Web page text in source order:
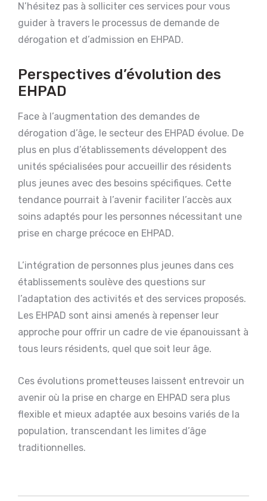
N’hésitez pas à solliciter ces services pour vous
guider à travers le processus de demande de
dérogation et d’admission en EHPAD.
Perspectives d’évolution des
EHPAD
Face à l’augmentation des demandes de
dérogation d’âge, le secteur des EHPAD évolue. De
plus en plus d’établissements développent des
unités spécialisées pour accueillir des résidents
plus jeunes avec des besoins spécifiques. Cette
tendance pourrait à l’avenir faciliter l’accès aux
soins adaptés pour les personnes nécessitant une
prise en charge précoce en EHPAD.
L’intégration de personnes plus jeunes dans ces
établissements soulève des questions sur
l’adaptation des activités et des services proposés.
Les EHPAD sont ainsi amenés à repenser leur
approche pour offrir un cadre de vie épanouissant à
tous leurs résidents, quel que soit leur âge.
Ces évolutions prometteuses laissent entrevoir un
avenir où la prise en charge en EHPAD sera plus
flexible et mieux adaptée aux besoins variés de la
population, transcendant les limites d’âge
traditionnelles.